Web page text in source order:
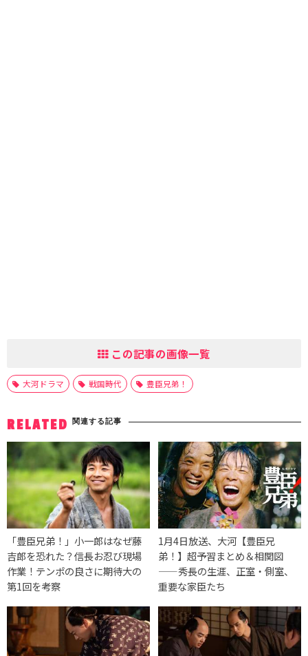
この記事の画像一覧
大河ドラマ 戦国時代 豊臣兄弟！
RELATED 関連する記事
「豊臣兄弟！」小一郎はなぜ藤
吉郎を恐れた？信長お忍び現場
作業！テンポの良さに期待大の
第1回を考察
1月4日放送、大河【豊臣兄
弟！】超予習まとめ＆相関図
——秀長の生涯、正室・側室、
重要な家臣たち